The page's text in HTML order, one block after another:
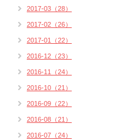
2017-03（28）
2017-02（26）
2017-01（22）
2016-12（23）
2016-11（24）
2016-10（21）
2016-09（22）
2016-08（21）
2016-07（24）